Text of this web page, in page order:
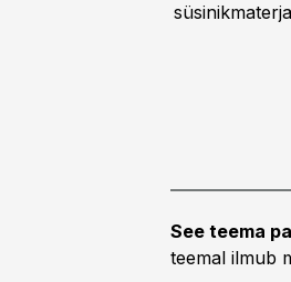
See teema
teemal ilmub